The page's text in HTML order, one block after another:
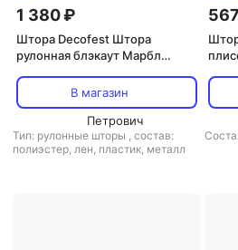
1 380 ₽
Штора Decofest Штора
рулонная блэкаут Марбл
В магазин
Петрович
Тип: рулонные шторы , состав:
полиэстер, лен, пластик, металл